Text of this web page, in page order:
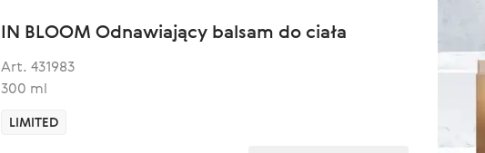
IN BLOOM Odnawiający balsam do ciała
Art. 431983
300 ml
LIMITED